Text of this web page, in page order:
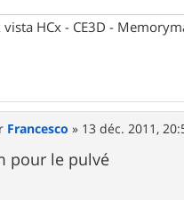
vista HCx - CE3D -
Francesco » 13 déc. 2011,
pour le pulvé